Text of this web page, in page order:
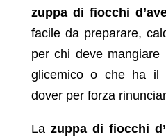
zuppa di fiocchi
facile da preparare,
per chi deve
glicemico o che ha il
dover per forza
La zuppa di fiocchi